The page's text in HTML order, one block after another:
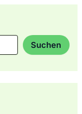
Suchen